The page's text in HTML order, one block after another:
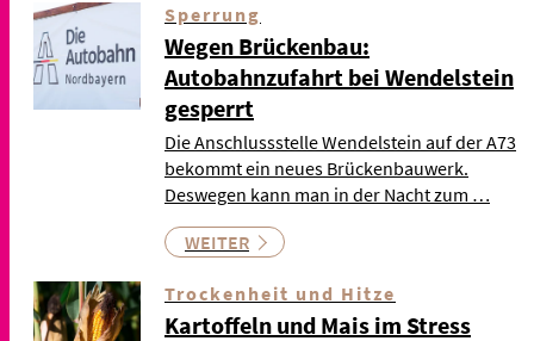
Sperrung
Wegen Brückenbau:
Autobahnzufahrt bei Wendelstein
gesperrt
Die Anschlussstelle Wendelstein auf der A73
bekommt ein neues Brückenbauwerk.
Deswegen kann man in der Nacht zum …
WEITER
Trockenheit und Hitze
Kartoffeln und Mais im Stress